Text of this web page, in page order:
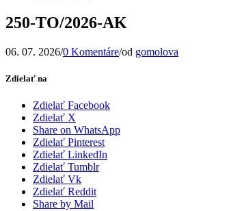
250-TO/2026-AK
06. 07. 2026/0 Komentáre/od gomolova
Zdielať na
Zdielať Facebook
Zdielať X
Share on WhatsApp
Zdielať Pinterest
Zdielať LinkedIn
Zdielať Tumblr
Zdielať Vk
Zdielať Reddit
Share by Mail